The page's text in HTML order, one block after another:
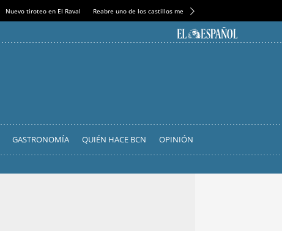
Nuevo tiroteo en El Raval Reabre uno de los castillos medievales más espectaculares
GASTRONOMÍA QUIÉN HACE BCN OPINIÓN